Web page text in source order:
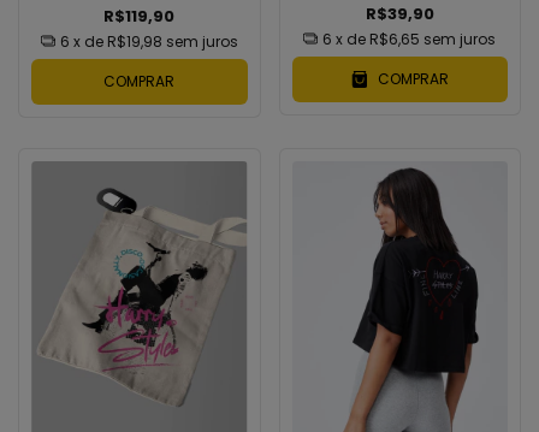
R$119,90
6 x de R$19,98 sem juros
COMPRAR
R$39,90
6 x de R$6,65 sem juros
COMPRAR